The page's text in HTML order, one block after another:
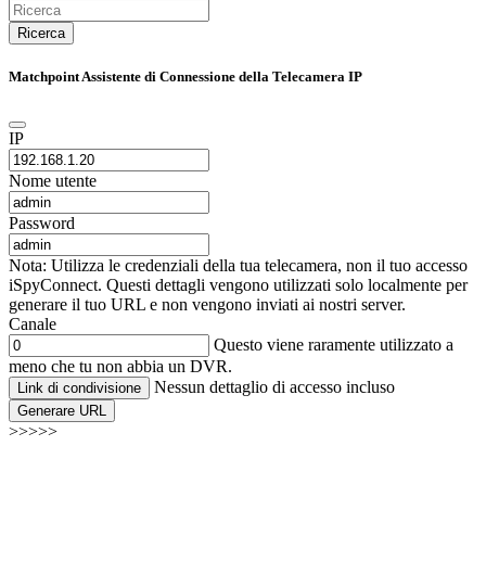
Ricerca
Matchpoint Assistente di Connessione della Telecamera IP
IP
Nome utente
Password
Nota: Utilizza le credenziali della tua telecamera, non il tuo accesso
iSpyConnect. Questi dettagli vengono utilizzati solo localmente per
generare il tuo URL e non vengono inviati ai nostri server.
Canale
Questo viene raramente utilizzato a
meno che tu non abbia un DVR.
Link di condivisione Nessun dettaglio di accesso incluso
Generare URL
>>>>>